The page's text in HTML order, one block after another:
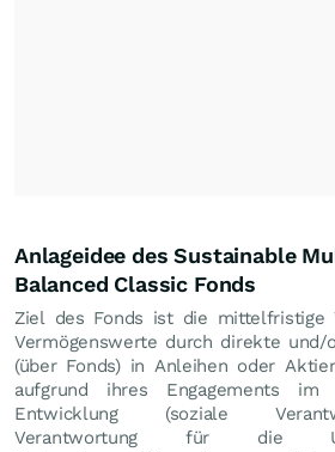
Anlageidee des Sustainable
Balanced Classic Fonds
Ziel des Fonds ist die mittelfristige
Vermögenswerte durch direkte und/
(über Fonds) in Anleihen oder
aufgrund ihres Engagements im
Entwicklung (soziale
Verantwortung für die